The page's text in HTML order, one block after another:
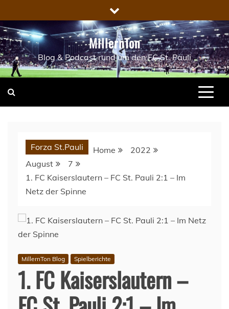
to
content
MillernTon
Blog & Podcast rund um den FC St. Pauli
Forza St.Pauli Home
2022
August
7
1. FC Kaiserslautern – FC St. Pauli 2:1 – Im
Netz der Spinne
MillernTon Blog Spielberichte
1. FC Kaiserslautern –